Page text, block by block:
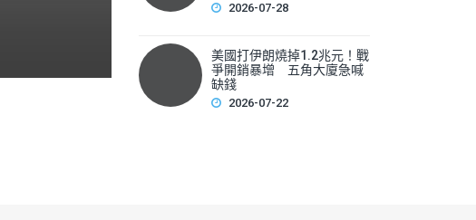
2026-07-28
美國打伊朗燒掉1.2兆元！戰
爭開銷暴增 五角大廈急喊
缺錢
2026-07-22